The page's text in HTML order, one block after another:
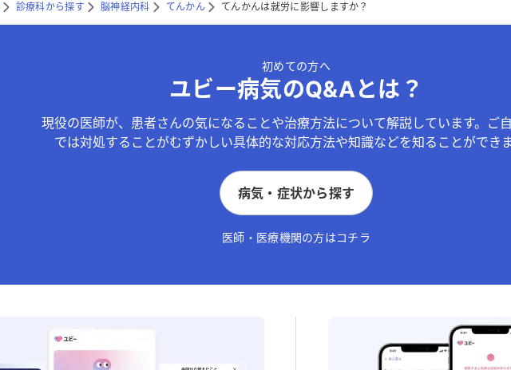
診療科から探す 脳神経内科 てんかん てんかんは就労に影響しますか？
初めての方へ
ユビー病気のQ&Aとは？
現役の医師が、患者さんの気になることや治療方法について解説しています。ご
では対処することがむずかしい具体的な対応方法や知識などを知ることができま
病気・症状から探す
医師・医療機関の方はコチラ